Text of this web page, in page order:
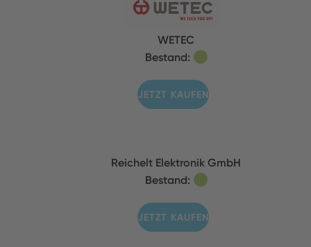
WETEC
Bestand:
JETZT KAUFEN
Reichelt Elektronik GmbH
Bestand:
JETZT KAUFEN